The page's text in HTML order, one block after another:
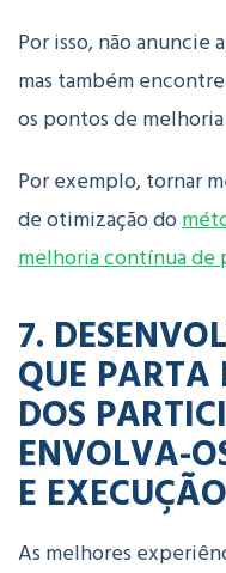
Por isso, não anuncie
mas também
os pontos de
Por exemplo, tornar
de otimização do
melhoria contínua de
7.
QUE PARTA
DOS
ENVOLVA-
E EXECUÇÃO
As melhores